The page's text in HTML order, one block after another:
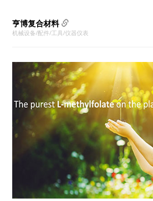
亨博复合材料
机械设备/配件/工具/仪器仪表